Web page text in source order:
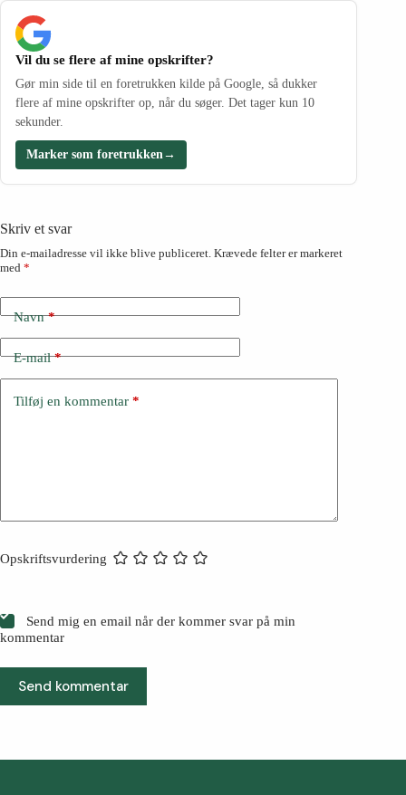
Vil du se flere af mine opskrifter?
Gør min side til en foretrukken kilde på Google, så dukker
flere af mine opskrifter op, når du søger. Det tager kun 10
sekunder.
Marker som foretrukken→
Skriv et svar
Din e-mailadresse vil ikke blive publiceret. Krævede felter er markeret
med *
Navn*
E-mail*
Tilføj en kommentar *
Opskriftsvurdering
Send mig en email når der kommer svar på min
kommentar
Send kommentar